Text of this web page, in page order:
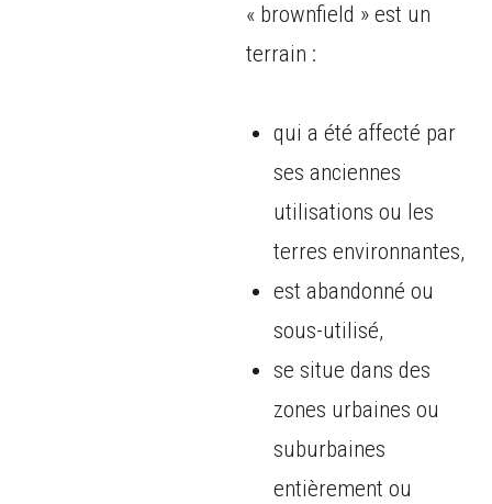
« brownfield » est un
terrain :
qui a été affecté par
ses anciennes
utilisations ou les
terres environnantes,
est abandonné ou
sous-utilisé,
se situe dans des
zones urbaines ou
suburbaines
entièrement ou